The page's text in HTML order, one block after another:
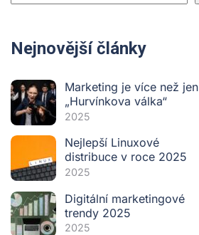
Nejnovější články
Marketing je více než jen
„Hurvínkova válka“
2025
Nejlepší Linuxové
distribuce v roce 2025
2025
Digitální marketingové
trendy 2025
2025